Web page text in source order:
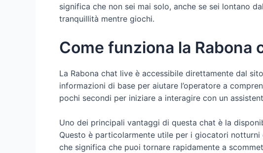
significa che non sei mai solo, anche se sei lontano
tranquillità mentre giochi.
Come funziona la Rabona
La Rabona chat live è accessibile direttamente dal
informazioni di base per aiutare l’operatore a
pochi secondi per iniziare a interagire con un
Uno dei principali vantaggi di questa chat è la
Questo è particolarmente utile per i giocatori
che significa che puoi tornare rapidamente a